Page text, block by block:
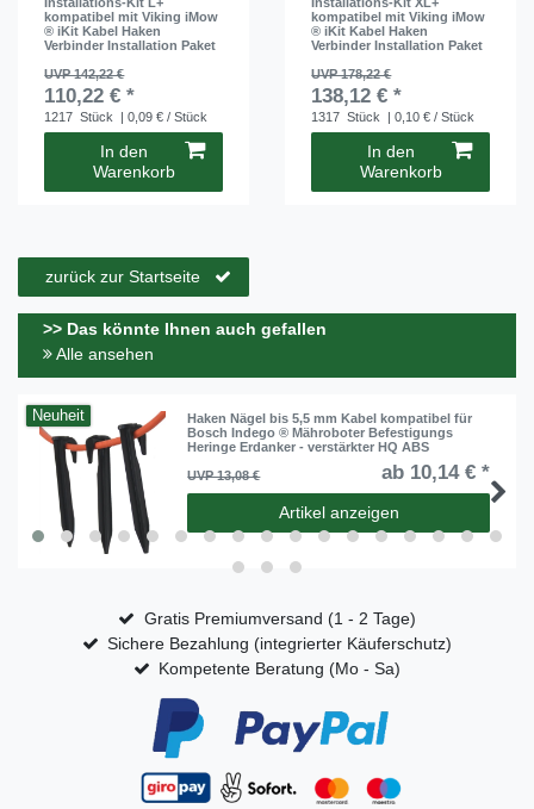
kompatibel mit Viking iMow
® iKit Kabel Haken
Verbinder Installation Paket
UVP 142,22 €
110,22 € *
1217 Stück | 0,09 € / Stück
In den
Warenkorb
kompatibel mit Viking iMow
® iKit Kabel Haken
Verbinder Installation Paket
UVP 178,22 €
138,12 € *
1317 Stück | 0,10 € / Stück
In den
Warenkorb
zurück zur Startseite
>> Das könnte Ihnen auch gefallen
Alle ansehen
Neuheit
Haken Nägel bis 5,5 mm Kabel kompatibel für
Bosch Indego ® Mähroboter Befestigungs
Heringe Erdanker - verstärkter HQ ABS
UVP 13,08 €
ab 10,14 € *
Artikel anzeigen
Gratis Premiumversand (1 - 2 Tage)
Sichere Bezahlung (integrierter Käuferschutz)
Kompetente Beratung (Mo - Sa)